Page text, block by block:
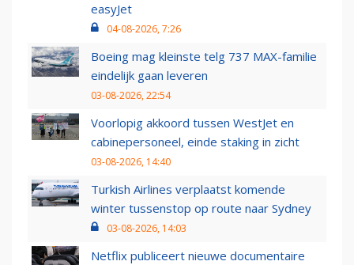
easyJet
04-08-2026, 7:26
Boeing mag kleinste telg 737 MAX-familie
eindelijk gaan leveren
03-08-2026, 22:54
Voorlopig akkoord tussen WestJet en
cabinepersoneel, einde staking in zicht
03-08-2026, 14:40
Turkish Airlines verplaatst komende
winter tussenstop op route naar Sydney
03-08-2026, 14:03
Netflix publiceert nieuwe documentaire